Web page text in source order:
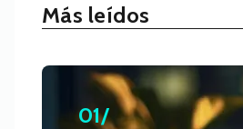
Más leídos
01/